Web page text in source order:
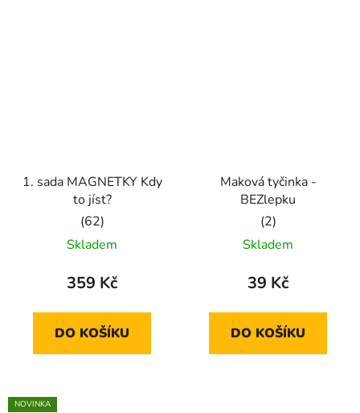
1. sada MAGNETKY Kdy
to jíst?
Průměrné
hodnocení
produktu
5,0
z
Skladem
359 Kč
DO KOŠÍKU
Maková tyčinka -
BEZlepku
Průměrné
hodnocení
produktu
5,0
z
Skladem
39 Kč
DO KOŠÍKU
NOVINKA